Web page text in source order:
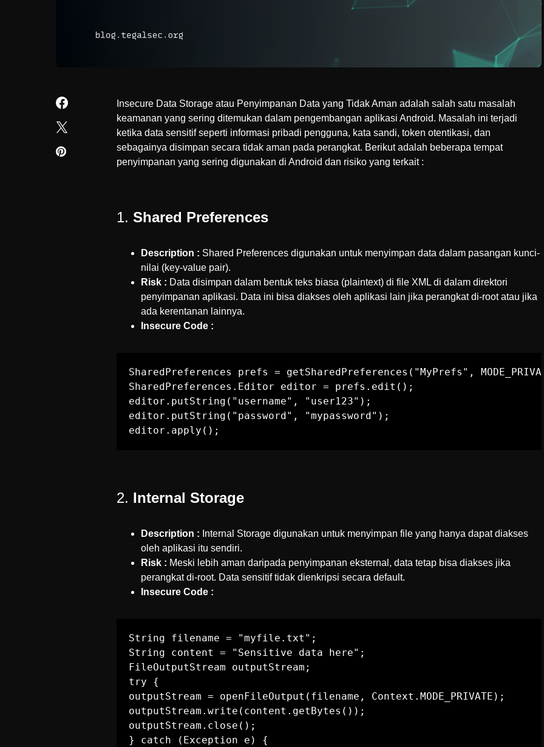
Insecure Data Storage atau Penyimpanan Data yang Tidak Aman adalah salah satu masalah
keamanan yang sering ditemukan dalam pengembangan aplikasi Android. Masalah ini terjadi
ketika data sensitif seperti informasi pribadi pengguna, kata sandi, token otentikasi, dan
sebagainya disimpan secara tidak aman pada perangkat. Berikut adalah beberapa tempat
penyimpanan yang sering digunakan di Android dan risiko yang terkait :
1. Shared Preferences
Description : Shared Preferences digunakan untuk menyimpan data dalam pasangan kunci-
nilai (key-value pair).
Risk : Data disimpan dalam bentuk teks biasa (plaintext) di file XML di dalam direktori
penyimpanan aplikasi. Data ini bisa diakses oleh aplikasi lain jika perangkat di-root atau jika
ada kerentanan lainnya.
Insecure Code :
SharedPreferences prefs = getSharedPreferences("MyPrefs",
SharedPreferences.Editor editor = prefs.edit();
editor.putString("username", "user123");
editor.putString("password", "mypassword");
editor.apply();
2. Internal Storage
Description : Internal Storage digunakan untuk menyimpan file yang hanya dapat diakses
oleh aplikasi itu sendiri.
Risk : Meski lebih aman daripada penyimpanan eksternal, data tetap bisa diakses jika
perangkat di-root. Data sensitif tidak dienkripsi secara default.
Insecure Code :
String filename = "myfile.txt";
String content = "Sensitive data here";
FileOutputStream outputStream;
try {
outputStream = openFileOutput(filename, Context.MODE_PRIVATE);
outputStream.write(content.getBytes());
outputStream.close();
} catch (Exception e) {